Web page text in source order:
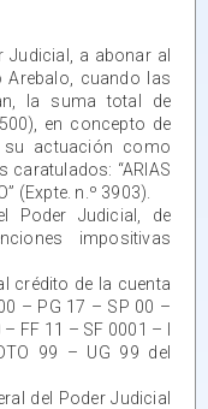
Judicial, a abonar al
Arebalo, cuando las
la suma total de
en concepto de
actuación como
“ARIAS
(Expte. n.º 3903).
Poder Judicial, de
impositivas
crédito de la cuenta
– PG 17 – SP 00 –
FF 11 – SF 0001 – I
99 – UG 99 del
del Poder Judicial